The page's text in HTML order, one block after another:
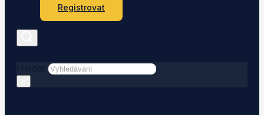
Registrovat